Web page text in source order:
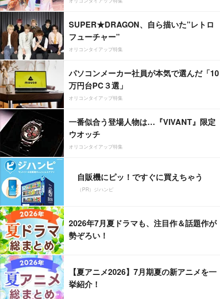
SUPER★DRAGON、自ら描いた”レトロ
フューチャー”
オリコンタイアップ特集
パソコンメーカー社員が本気で選んだ「10
万円台PC３選」
オリコンタイアップ特集
一番似合う登場人物は…『VIVANT』限定
ウオッチ
オリコンタイアップ特集
自販機にピッ！ですぐに買えちゃう
（PR）ジハンピ
2026年7月夏ドラマも、注目作＆話題作が
勢ぞろい！
【夏アニメ2026】7月期夏の新アニメを一
挙紹介！